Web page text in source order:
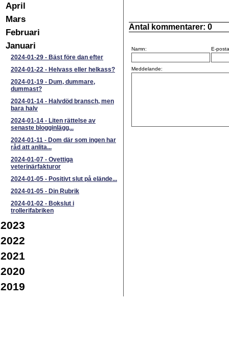
April
Mars
Februari
Januari
2024-01-29 - Bäst före dan efter
2024-01-22 - Helvass eller helkass?
2024-01-19 - Dum, dummare,
dummast?
2024-01-14 - Halvdöd bransch, men
bara halv
2024-01-14 - Liten rättelse av
senaste blogginlägg...
2024-01-11 - Dom där som ingen har
råd att anlita...
2024-01-07 - Ovettiga
veterinärfakturor
2024-01-05 - Positivt slut på elände...
2024-01-05 - Din Rubrik
2024-01-02 - Bokslut i
trollerifabriken
2023
2022
2021
2020
2019
Antal kommentarer: 0
Namn: E-
Meddelande: